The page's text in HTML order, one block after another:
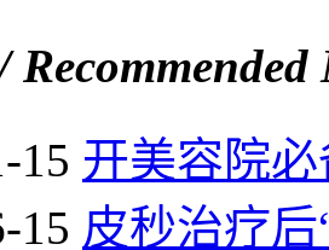
Recommended
15 开美容院
15 皮秒治疗